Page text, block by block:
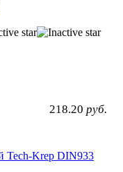
218.20 руб.